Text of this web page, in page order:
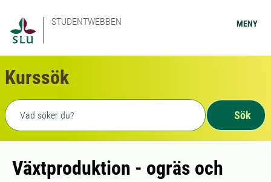
STUDENTWEBBEN MENY
Kurssök
Fritext sökning
Sök
Växtproduktion - ogräs och